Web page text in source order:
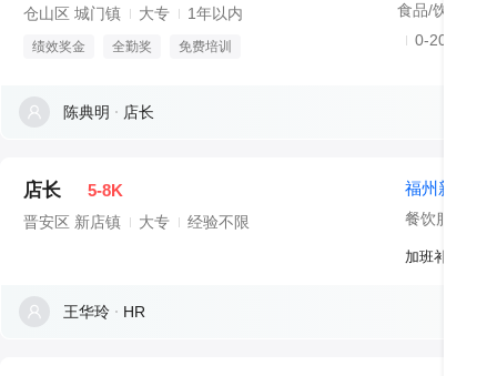
仓山区 城门镇 大专 1年以内
绩效奖金 全勤奖 免费培训
食品/饮料/烟
0-20人
陈典明 店长
店长 5-8K
晋安区 新店镇 大专 经验不限
福州新华丰
餐饮服务
加班补助、包
王华玲 HR